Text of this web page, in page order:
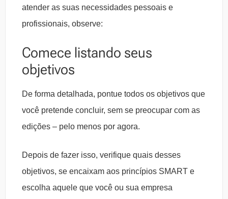
atender as suas necessidades pessoais e
profissionais, observe:
Comece listando seus
objetivos
De forma detalhada, pontue todos os objetivos que
você pretende concluir, sem se preocupar com as
edições – pelo menos por agora.
Depois de fazer isso, verifique quais desses
objetivos, se encaixam aos princípios SMART e
escolha aquele que você ou sua empresa